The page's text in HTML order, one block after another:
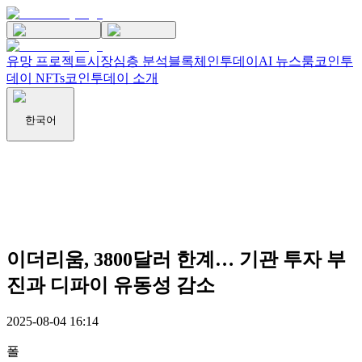
유망 프로젝트시장심층 분석블록체인투데이 AI 뉴스룸코인투
데이 NFTs코인투데이 소개
한국어
이더리움, 3800달러 한계… 기관 투자 부
진과 디파이 유동성 감소
2025-08-04 16:14
폴